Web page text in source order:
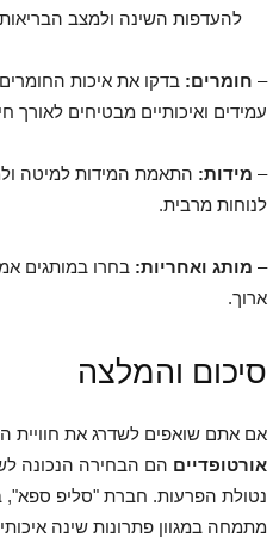
להעדפות השינה ולמצב
– חומרים: בדקו את איכות
עמידים ואיכותיים מבטיחים לאורך
– מידות: התאמת המידות למיטה
לנוחות מרבית.
– מותג ואחריות: בחרו במותגים
ארוך.
סיכום והמלצה
אם אתם שואפים לשדרג את חוויית
אורטופדיים הם הבחירה הנכונה
מתמחה במגוון פתרונות שינה